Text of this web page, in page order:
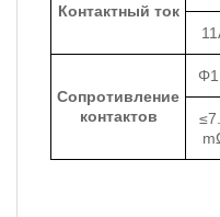
Контактный ток
Сопротивление
контактов